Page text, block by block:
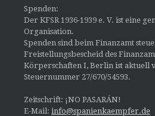
Spenden:
Der KFSR 1936-1939 e. V. ist eine
Organisation.
Spenden sind beim Finanzamt
Freistellungsbescheid des
Körperschaften I, Berlin ist aktuell
Steuernummer 27/670/54593.
Zeitschrift: ¡NO PASARÁN!
E-Mail: info@spanienkaempfer.de